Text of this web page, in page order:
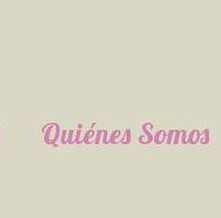
Quiénes Somos